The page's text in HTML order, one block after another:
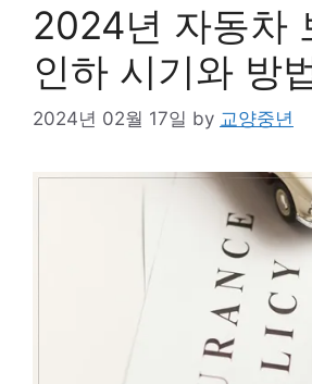
2024년 자동차
인하 시기와 방
2024년 02월 17일 by 교양중년